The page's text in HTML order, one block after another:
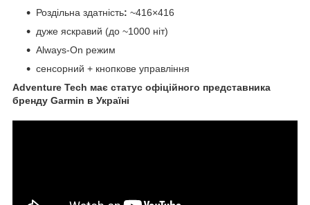
Роздільна здатність: ~416×416
дуже яскравий (до ~1000 ніт)
Always-On режим
сенсорний + кнопкове управління
Adventure Tech має статус офіційного представника
бренду Garmin в Україні